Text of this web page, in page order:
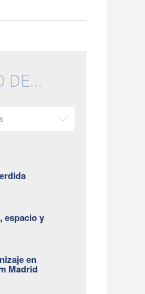
DE...
espacio y
en
Madrid